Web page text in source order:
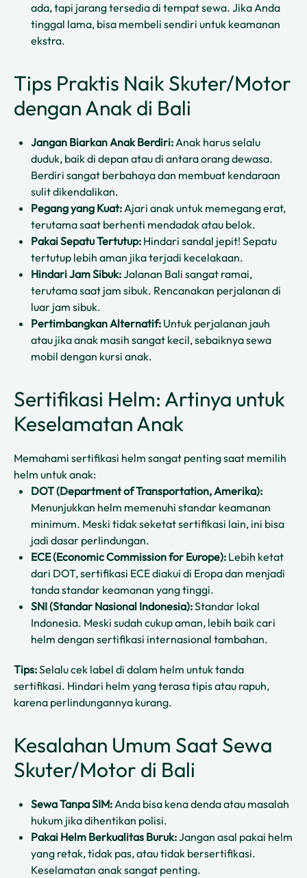
ada, tapi jarang tersedia di tempat sewa. Jika Anda
tinggal lama, bisa membeli sendiri untuk keamanan
ekstra.
Tips Praktis Naik Skuter/Motor
dengan Anak di Bali
Jangan Biarkan Anak Berdiri:Anak harus selalu
duduk, baik di depan atau di antara orang dewasa.
Berdiri sangat berbahaya dan membuat kendaraan
sulit dikendalikan.
Pegang yang Kuat:Ajari anak untuk memegang erat,
terutama saat berhenti mendadak atau belok.
Pakai Sepatu Tertutup: Hindari sandal jepit! Sepatu
tertutup lebih aman jika terjadi kecelakaan.
Hindari Jam Sibuk:Jalanan Bali sangat ramai,
terutama saat jam sibuk. Rencanakan perjalanan di
luar jam sibuk.
Pertimbangkan Alternatif: Untuk perjalanan jauh
atau jika anak masih sangat kecil, sebaiknya sewa
mobil dengan kursi anak.
Sertifikasi Helm: Artinya untuk
Keselamatan Anak
Memahami sertifikasi helm sangat penting saat memilih
helm untuk anak:
DOT (Department of Transportation, Amerika):
Menunjukkan helm memenuhi standar keamanan
minimum. Meski tidak seketat sertifikasi lain, ini bisa
jadi dasar perlindungan.
ECE (Economic Commission for Europe): Lebih ketat
dari DOT, sertifikasi ECE diakui di Eropa dan menjadi
tanda standar keamanan yang tinggi.
SNI (Standar Nasional Indonesia):Standar lokal
Indonesia. Meski sudah cukup aman, lebih baik cari
helm dengan sertifikasi internasional tambahan.
Tips:Selalu cek label di dalam helm untuk tanda
sertifikasi. Hindari helm yang terasa tipis atau rapuh,
karena perlindungannya kurang.
Kesalahan Umum Saat Sewa
Skuter/Motor di Bali
Sewa Tanpa SIM:Anda bisa kena denda atau masalah
hukum jika dihentikan polisi.
Pakai Helm Berkualitas Buruk:Jangan asal pakai helm
yang retak, tidak pas, atau tidak bersertifikasi.
Keselamatan anak sangat penting.